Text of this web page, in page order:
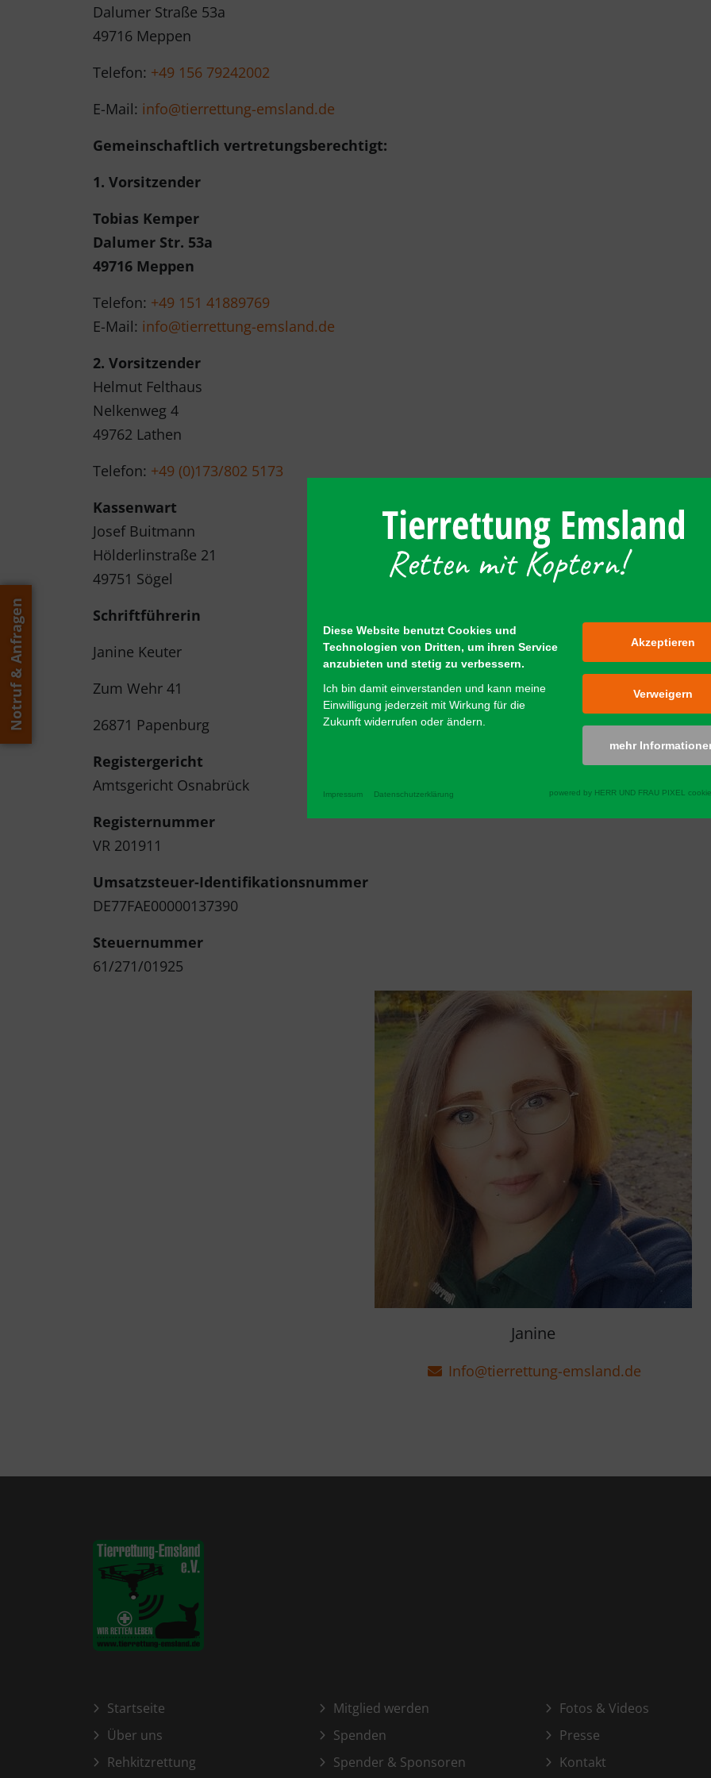
Notruf & Anfragen
Dalumer Straße 53a
49716 Meppen
Telefon: +49 156 79242002
E-Mail: info@tierrettung-emsland.de
Gemeinschaftlich vertretungsberechtigt:
1. Vorsitzender
Tobias Kemper
Dalumer Str. 53a
49716 Meppen
Telefon: +49 151 41889769
E-Mail: info@tierrettung-emsland.de
2. Vorsitzender
Helmut Felthaus
Nelkenweg 4
49762 Lathen
Telefon: +49 (0)173/802 5173
Kassenwart
Josef Buitmann
Hölderlinstraße 21
49751 Sögel
Schriftführerin
Janine Keuter
Zum Wehr 41
26871 Papenburg
Registergericht
Amtsgericht Osnabrück
Registernummer
VR 201911
Umsatzsteuer-Identifikationsnummer
DE77FAE00000137390
Steuernummer
61/271/01925
Janine
Info@tierrettung-emsland.de
Startseite
Über uns
Rehkitzrettung
Mitglied werden
Spenden
Spender & Sponsoren
Fotos & Videos
Presse
Kontakt
Diese Website benutzt Cookies und
Technologien von Dritten, um ihren Service
anzubieten und stetig zu verbessern.
Ich bin damit einverstanden und kann meine
Einwilligung jederzeit mit Wirkung für die
Zukunft widerrufen oder ändern.
Akzeptieren
Verweigern
mehr
Impressum Datenschutzerklärung powered by HERR UND FRAU PIXEL